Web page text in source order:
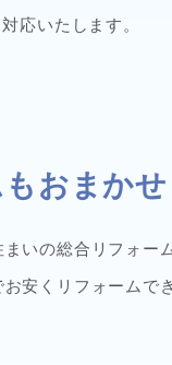
応いたします。
おまかせ
いの総合リフォー
安くリフォームで